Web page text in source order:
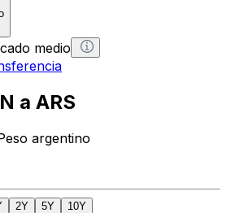
medio
a ARS
argentino
2Y 5Y 10Y